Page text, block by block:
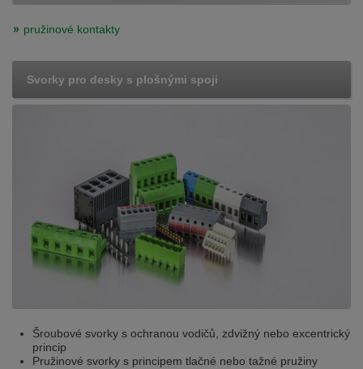
angezeigte bevorzugt. Diese Webseite ist auch auf Deutsch verfügbar.
Möchten Sie zur Deutschen Version wechseln?
Zur deutschen Version wechseln Auf dieser Version bleiben
Přepněte na anglickou verzi Zůstaňte v této verzi
We have detected, that your browser prefers another language than the
selected one. This website is also available in English. Would you like to
switch to the English version?
Switch to English version
pružinové kontakty
Svorky pro desky s plošnými spoji
Šroubové svorky s ochranou vodičů, zdvižný nebo excentrický
princip
Pružinové svorky s principem tlačné nebo tažné pružiny